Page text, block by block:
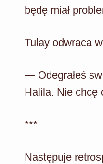
będę miał
Tulay odwraca
— Odegrałeś
Halila. Nie chcę
***
Następuje